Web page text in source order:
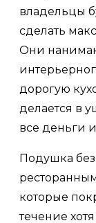
владельцы
сделать
Они
дорогую
делается в
все деньги
Подушка
которые
течение